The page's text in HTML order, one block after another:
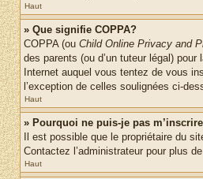
Haut
» Que signifie COPPA?
COPPA (ou Child Online Privacy and
des parents (ou d’un tuteur légal)
Internet auquel vous tentez de vous
l’exception de celles soulignées ci-
Haut
» Pourquoi ne puis-je pas
Il est possible que le propriétaire du
Contactez l’administrateur pour plus
Haut